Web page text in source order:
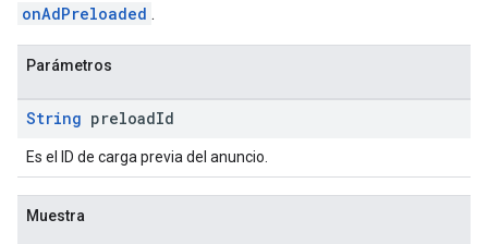
onAdPreloaded .
Parámetros
String preloadId
Es el ID de carga previa del anuncio.
Muestra